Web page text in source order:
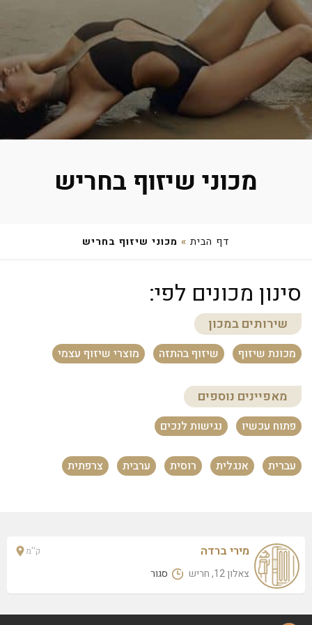
מכוני שיזוף בחריש
דף הבית » מכוני שיזוף בחריש
סינון מכונים לפי:
שירותים במכון
מכונת שיזוף שיזוף בהתזה מוצרי שיזוף עצמי
מאפיינים נוספים
פתוח עכשיו נגישות לנכים
עברית אנגלית רוסית ערבית צרפתית
מירי ברדה
צאלון 12, חריש סגור
ק''מ
צאלון 12, חריש